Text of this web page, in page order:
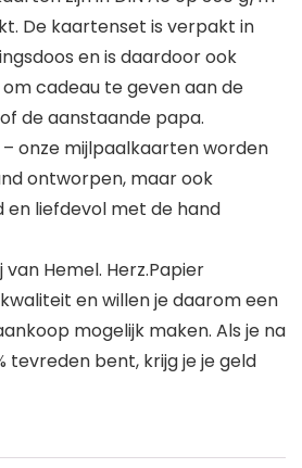
De kaartenset is verpakt in
en is daardoor ook
cadeau te geven aan de
de aanstaande papa.
onze mijlpaalkaarten worden
ontworpen, maar ook
liefdevol met de hand
van Hemel. Herz.Papier
en willen je daarom een
mogelijk maken. Als je na
tevreden bent, krijg je je geld